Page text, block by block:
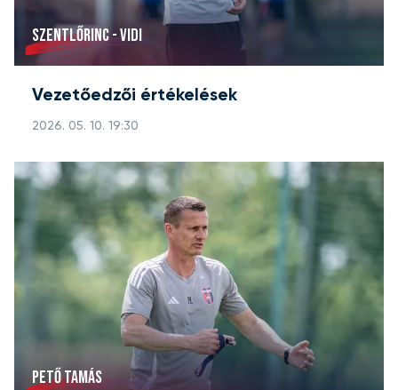
SZENTLŐRINC - VIDI
Vezetőedzői értékelések
2026. 05. 10. 19:30
PETŐ TAMÁS